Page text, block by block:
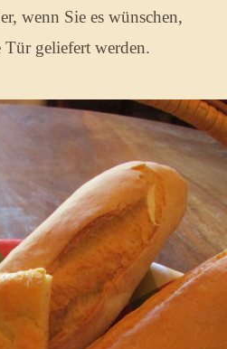
wenn Sie es wünschen,
geliefert werden.